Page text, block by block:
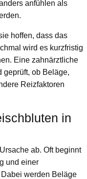
anfühlen als
hoffen, dass das
wird es kurzfristig
Eine zahnärztliche
geprüft, ob Beläge,
Reizfaktoren
in
ab. Oft beginnt
und einer
werden Beläge